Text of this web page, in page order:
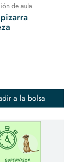
de aula
a la bolsa